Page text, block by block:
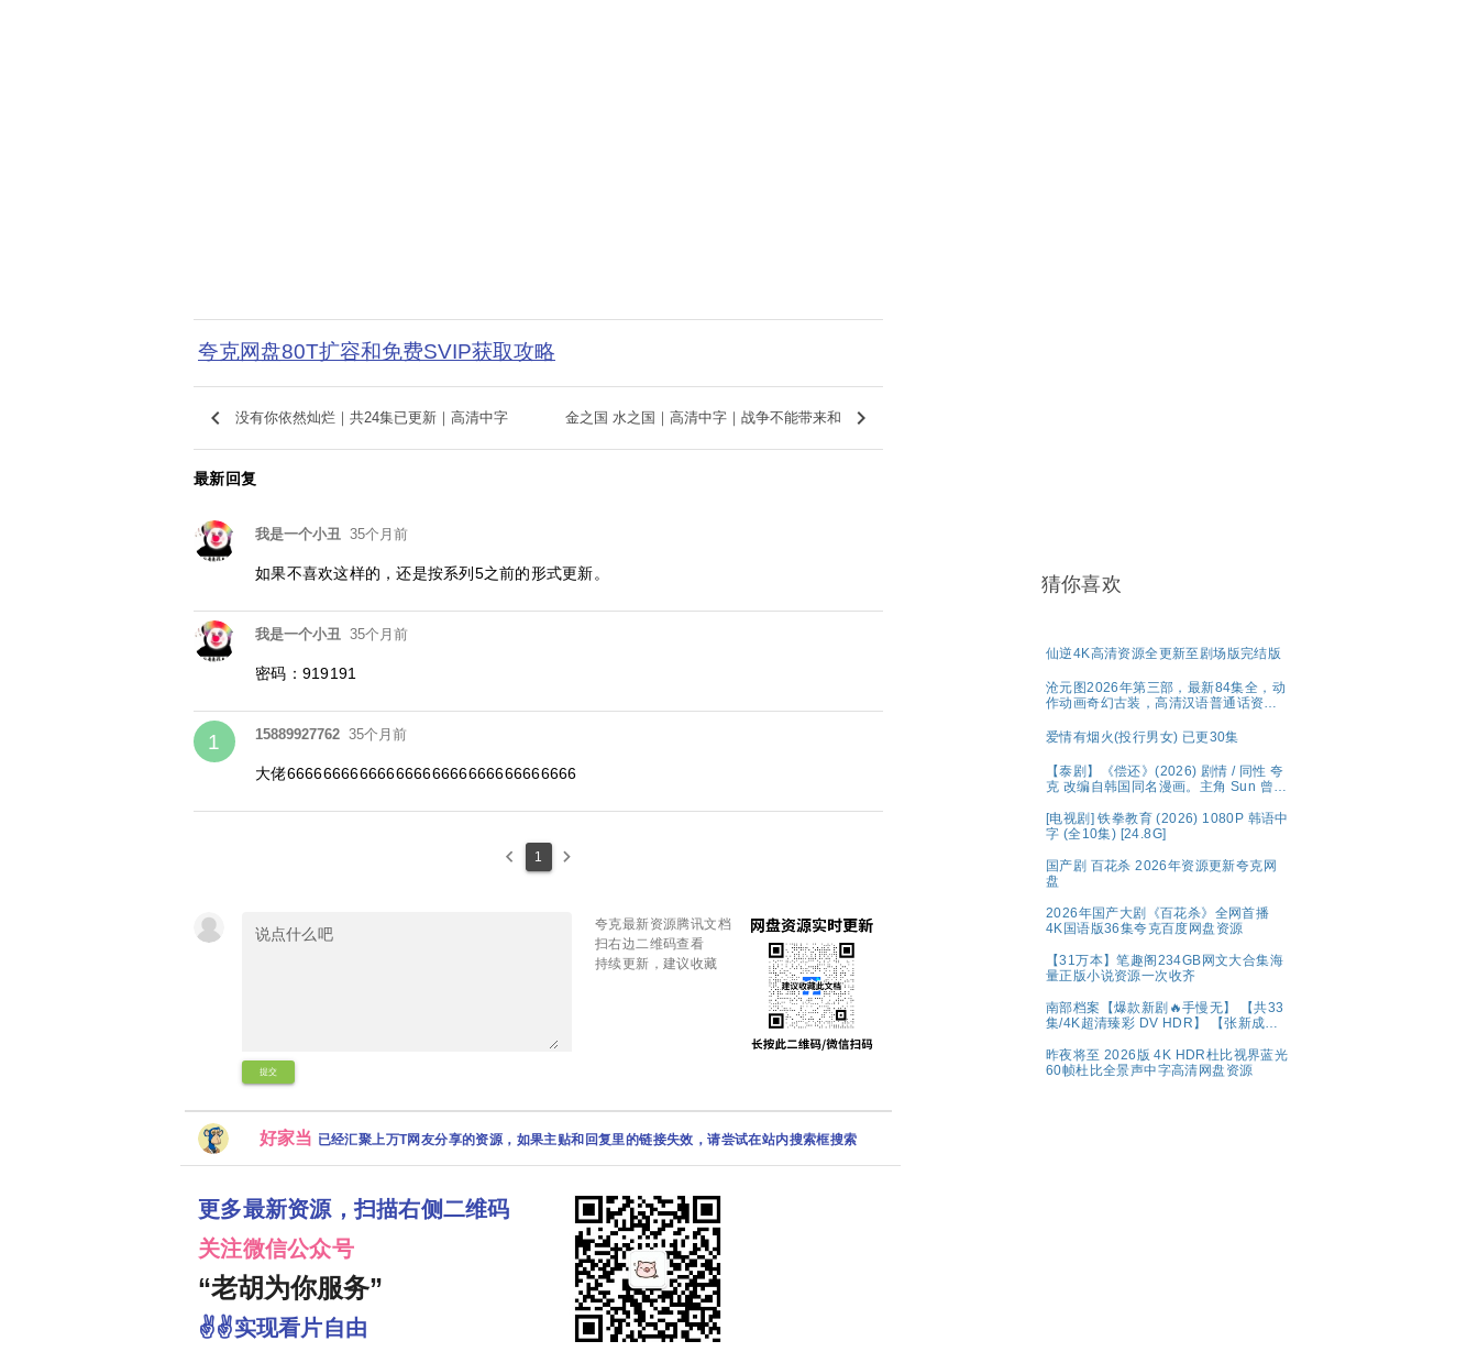
夸克网盘80T扩容和免费SVIP获取攻略
keyboard_arrow_left 没有你依然灿烂｜共24集已更新｜高清中字 金之国 水之国｜高清中字｜战争不能带来和 keyboard_arrow_right
最新回复
我是一个小丑 35个月前
如果不喜欢这样的，还是按系列5之前的形式更新。
我是一个小丑 35个月前
密码：919191
1 15889927762 35个月前
大佬66666666666666666666666666666666
keyboard_arrow_left 1 keyboard_arrow_right
提交
夸克最新资源腾讯文档
扫右边二维码查看
持续更新，建议收藏
好家当 已经汇聚上万T网友分享的资源，如果主贴和回复里的链接失效，请尝试在站内搜索框搜索
更多最新资源，扫描右侧二维码
关注微信公众号
“老胡为你服务”
✌✌实现看片自由
猜你喜欢
仙逆4K高清资源全更新至剧场版完结版
沧元图2026年第三部，最新84集全，动
作动画奇幻古装，高清汉语普通话资源
爱情有烟火(投行男女) 已更30集
【泰剧】《偿还》(2026) 剧情 / 同性 夸
克 改编自韩国同名漫画。主角 Sun 曾为
中展开复仇与救赎之路。
[电视剧] 铁拳教育 (2026) 1080P 韩语中
字 (全10集) [24.8G]
国产剧 百花杀 2026年资源更新夸克网
盘
2026年国产大剧《百花杀》全网首播
4K国语版36集夸克百度网盘资源
【31万本】笔趣阁234GB网文大合集海
量正版小说资源一次收齐
南部档案【爆款新剧🔥手慢无】 【共33
集/4K超清臻彩 DV HDR】 【张新成、
昨夜将至 2026版 4K HDR杜比视界蓝光
60帧杜比全景声中字高清网盘资源